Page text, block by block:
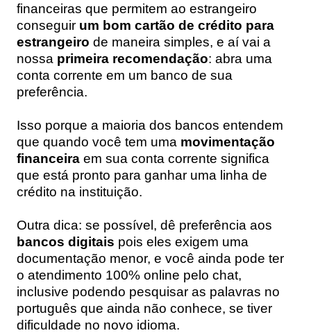
financeiras que permitem ao estrangeiro
conseguir um bom cartão de crédito para
estrangeiro de maneira simples, e aí vai a
nossa primeira recomendação: abra uma
conta corrente em um banco de sua
preferência.
Isso porque a maioria dos bancos entendem
que quando você tem uma movimentação
financeira em sua conta corrente significa
que está pronto para ganhar uma linha de
crédito na instituição.
Outra dica: se possível, dê preferência aos
bancos digitais pois eles exigem uma
documentação menor, e você ainda pode ter
o atendimento 100% online pelo chat,
inclusive podendo pesquisar as palavras no
português que ainda não conhece, se tiver
dificuldade no novo idioma.